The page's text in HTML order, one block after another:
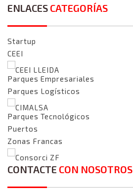
ENLACES CATEGORÍAS
Startup
CEEI
CEEI LLEIDA
Parques Empresariales
Parques Logísticos
CIMALSA
Parques Tecnológicos
Puertos
Zonas Francas
Consorci ZF
CONTACTE CON NOSOTROS